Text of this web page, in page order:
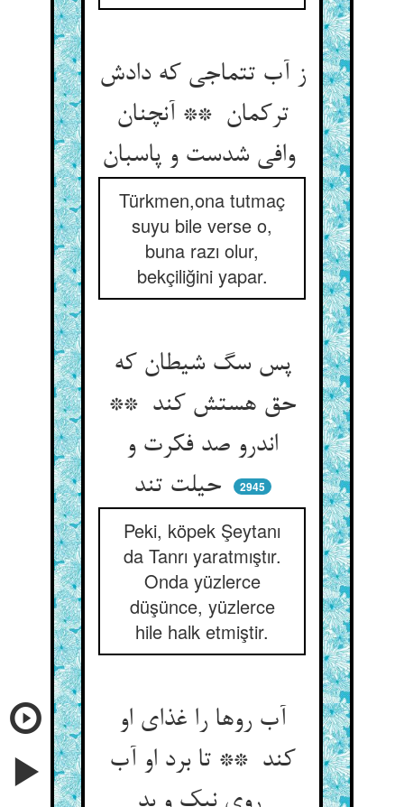
ز آب تتماجی که دادش
ترکمان ** آنچنان
وافی شدست و پاسبان
Türkmen,ona tutmaç
suyu bile verse o,
buna razı olur,
bekçiliğini yapar.
پس سگ شیطان که
حق هستش کند **
اندرو صد فکرت و
حیلت تند
2945
Peki, köpek Şeytanı
da Tanrı yaratmıştır.
Onda yüzlerce
düşünce, yüzlerce
hile halk etmiştir.
آب روها را غذای او
کند ** تا برد او آب